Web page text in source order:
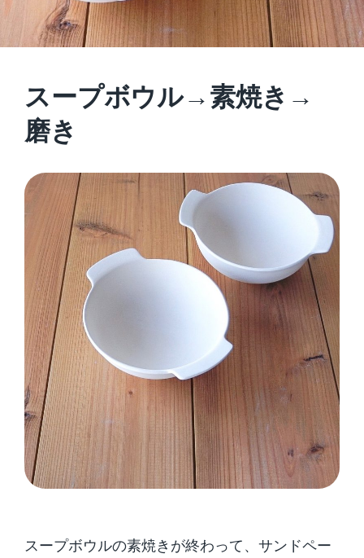
スープボウル→素焼き→
磨き
スープボウルの素焼きが終わって、サンドペー